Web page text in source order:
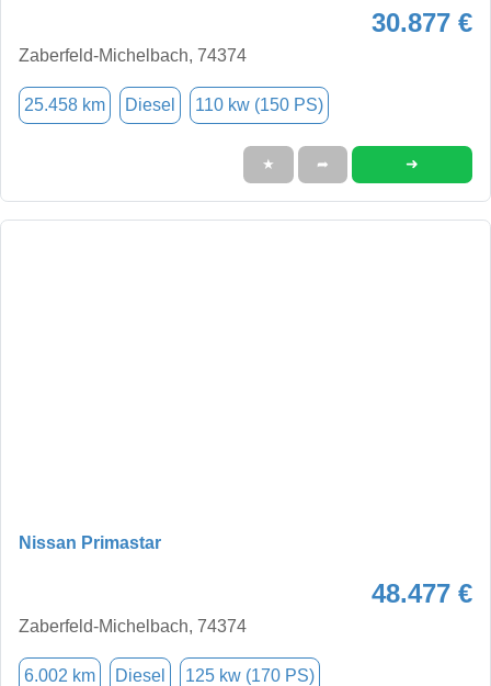
30.877 €
Zaberfeld-Michelbach, 74374
25.458 km Diesel 110 kw (150 PS)
★ ➦ ➜
Nissan Primastar
48.477 €
Zaberfeld-Michelbach, 74374
6.002 km Diesel 125 kw (170 PS)